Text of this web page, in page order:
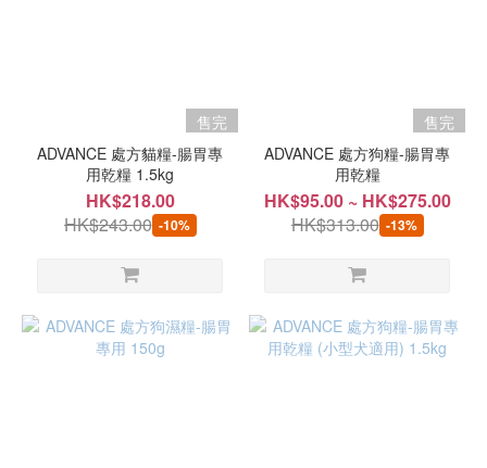
售完
ADVANCE 處方貓糧-腸胃專
用乾糧 1.5kg
HK$218.00
HK$243.00 -10%
售完
ADVANCE 處方狗糧-腸胃專
用乾糧
HK$95.00 ~ HK$275.00
HK$313.00 -13%